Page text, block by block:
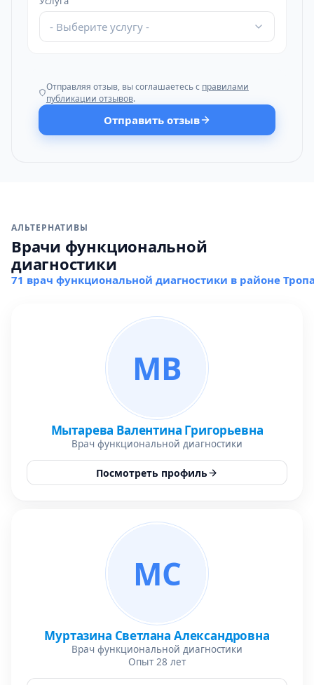
- Выберите услугу -
Отправляя отзыв, вы соглашаетесь с правилами
публикации отзывов.
Отправить отзыв
АЛЬТЕРНАТИВЫ
Врачи функциональной
диагностики
71 врач функциональной диагностики в районе
МВ
Мытарева Валентина Григорьевна
Врач функциональной диагностики
Посмотреть профиль
МС
Муртазина Светлана Александровна
Врач функциональной диагностики
Опыт 28 лет